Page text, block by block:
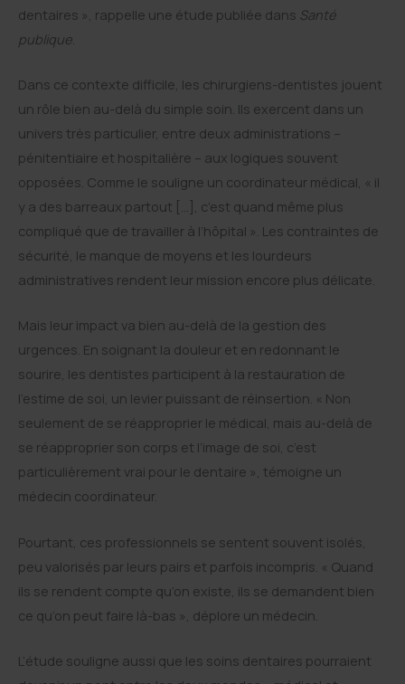
dentaires », rappelle une étude publiée dans Santé
publique
Dans ce contexte difficile, les chirurgiens-dentistes jouent
un rôle bien au-delà du simple soin. Ils exercent dans un
univers très particulier, entre deux administrations –
pénitentiaire et hospitalière – aux logiques souvent
opposées. Comme le souligne un coordinateur médical, « il
y a des barreaux partout […], c’est quand même plus
compliqué que de travailler à l’hôpital ». Les contraintes de
sécurité, le manque de moyens et les lourdeurs
administratives rendent leur mission encore plus délicate.
Mais leur impact va bien au-delà de la gestion des
urgences. En soignant la douleur et en redonnant le
sourire, les dentistes participent à la restauration de
l’estime de soi, un levier puissant de réinsertion. « Non
seulement de se réapproprier le médical, mais au-delà de
se réapproprier son corps et l’image de soi, c’est
particulièrement vrai pour le dentaire », témoigne un
médecin coordinateur.
Pourtant, ces professionnels se sentent souvent isolés,
peu valorisés par leurs pairs et parfois incompris. « Quand
ils se rendent compte qu’on existe, ils se demandent bien
ce qu’on peut faire là-bas », déplore un médecin.
L’étude souligne aussi que les soins dentaires pourraient